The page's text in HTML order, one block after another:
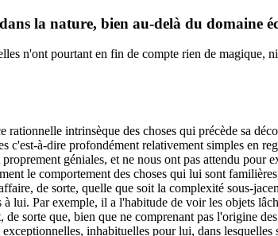
la nature, bien au-delà du domaine
n'ont pourtant en fin de compte rien de magique,
intrinsèque des choses qui précède sa
c'est-à-dire profondément relativement simples en
géniales, et ne nous ont pas attendu pour
le comportement des choses qui lui sont
de sorte, quelle que soit la complexité sous-
lui. Par exemple, il a l'habitude de voir les objets
sorte que, bien que ne comprenant pas l'origine
inhabituelles pour lui, dans